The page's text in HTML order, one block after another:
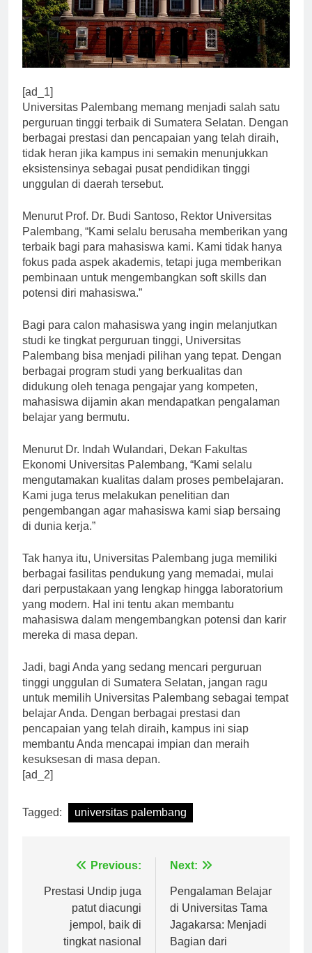
[ad_1]
Universitas Palembang memang menjadi salah satu
perguruan tinggi terbaik di Sumatera Selatan. Dengan
berbagai prestasi dan pencapaian yang telah diraih,
tidak heran jika kampus ini semakin menunjukkan
eksistensinya sebagai pusat pendidikan tinggi
unggulan di daerah tersebut.
Menurut Prof. Dr. Budi Santoso, Rektor Universitas
Palembang, “Kami selalu berusaha memberikan yang
terbaik bagi para mahasiswa kami. Kami tidak hanya
fokus pada aspek akademis, tetapi juga memberikan
pembinaan untuk mengembangkan soft skills dan
potensi diri mahasiswa.”
Bagi para calon mahasiswa yang ingin melanjutkan
studi ke tingkat perguruan tinggi, Universitas
Palembang bisa menjadi pilihan yang tepat. Dengan
berbagai program studi yang berkualitas dan
didukung oleh tenaga pengajar yang kompeten,
mahasiswa dijamin akan mendapatkan pengalaman
belajar yang bermutu.
Menurut Dr. Indah Wulandari, Dekan Fakultas
Ekonomi Universitas Palembang, “Kami selalu
mengutamakan kualitas dalam proses pembelajaran.
Kami juga terus melakukan penelitian dan
pengembangan agar mahasiswa kami siap bersaing
di dunia kerja.”
Tak hanya itu, Universitas Palembang juga memiliki
berbagai fasilitas pendukung yang memadai, mulai
dari perpustakaan yang lengkap hingga laboratorium
yang modern. Hal ini tentu akan membantu
mahasiswa dalam mengembangkan potensi dan karir
mereka di masa depan.
Jadi, bagi Anda yang sedang mencari perguruan
tinggi unggulan di Sumatera Selatan, jangan ragu
untuk memilih Universitas Palembang sebagai tempat
belajar Anda. Dengan berbagai prestasi dan
pencapaian yang telah diraih, kampus ini siap
membantu Anda mencapai impian dan meraih
kesuksesan di masa depan.
[ad_2]
Tagged: universitas palembang
Navigasi
pos
Previous:
Prestasi Undip juga
patut diacungi
jempol, baik di
tingkat nasional
Next:
Pengalaman Belajar
di Universitas Tama
Jagakarsa: Menjadi
Bagian dari